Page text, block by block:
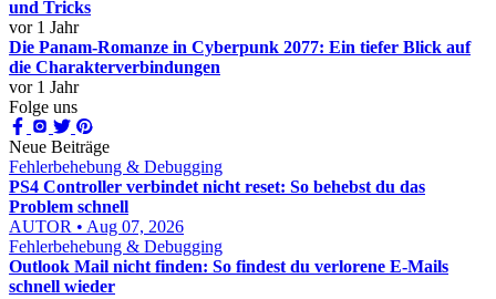
und Tricks
vor 1 Jahr
Die Panam-Romanze in Cyberpunk 2077: Ein tiefer Blick auf
die Charakterverbindungen
vor 1 Jahr
Folge uns
Neue Beiträge
Fehlerbehebung & Debugging
PS4 Controller verbindet nicht reset: So behebst du das
Problem schnell
AUTOR • Aug 07, 2026
Fehlerbehebung & Debugging
Outlook Mail nicht finden: So findest du verlorene E-Mails
schnell wieder